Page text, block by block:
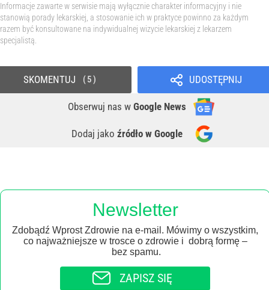
Informacje zawarte w serwisie mają wyłącznie charakter informacyjny i nie
stanowią porady lekarskiej, a stosowanie ich w praktyce powinno za każdym
razem być konsultowane na indywidualnej wizycie lekarskiej z lekarzem
specjalistą.
UDOSTĘPNIJ
Obserwuj nas w Google News
Dodaj jako źródło w Google
SKOMENTUJ 5
Newsletter
Zdobądź Wprost Zdrowie na e-mail. Mówimy o wszystkim,
co najważniejsze w trosce o zdrowie i dobrą formę –
bez spamu.
ZAPISZ SIĘ